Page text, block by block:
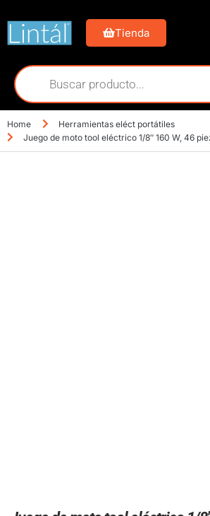
Tienda
Home
Herramientas eléct portátiles
Juego de moto tool eléctrico 1/8″ 160 W, 46